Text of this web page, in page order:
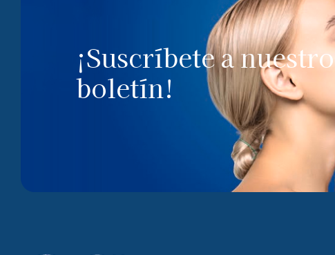
¡Suscríbete a nuestro
boletín!